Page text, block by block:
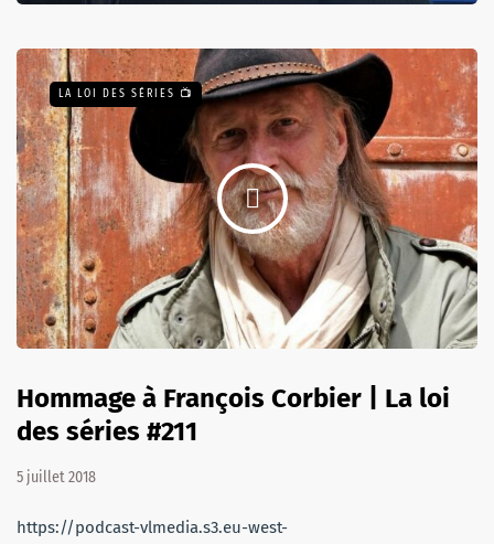
LA LOI DES SÉRIES 📺
Hommage à François Corbier | La loi
des séries #211
5 juillet 2018
https://podcast-vlmedia.s3.eu-west-